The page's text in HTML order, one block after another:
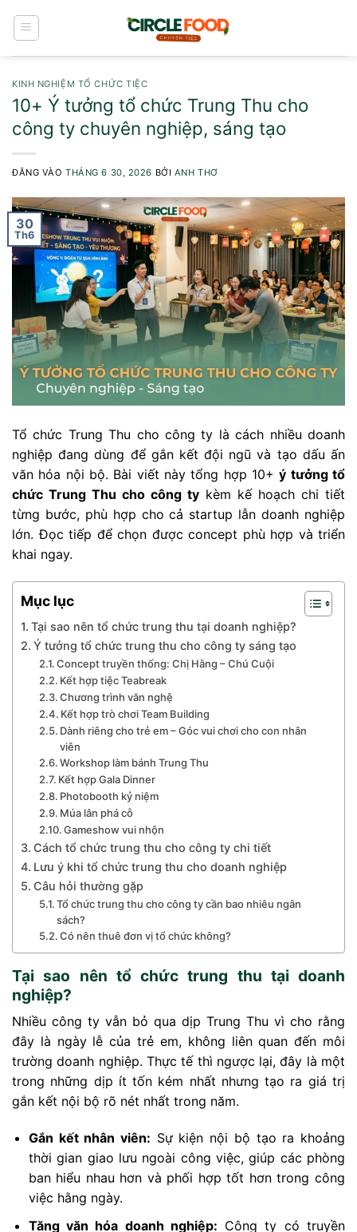
qua
KINH NGHIỆM TỔ CHỨC TIỆC
10+ Ý tưởng tổ chức Trung Thu cho
công ty chuyên nghiệp, sáng tạo
ĐĂNG VÀOTHÁNG 6 30, 2026 BỞI ANH THƠ
30
Th6
Tổ chức Trung Thu cho công ty là cách nhiều doanh
nghiệp đang dùng để gắn kết đội ngũ và tạo dấu ấn
văn hóa nội bộ. Bài viết này tổng hợp 10+ý tưởng tổ
chức Trung Thu cho công ty kèm kế hoạch chi tiết
từng bước, phù hợp cho cả startup lẫn doanh nghiệp
lớn. Đọc tiếp để chọn được concept phù hợp và triển
khai ngay.
Mục lục
Tại sao nên tổ chức trung thu tại doanh nghiệp?
Ý tưởng tổ chức trung thu cho công ty sáng tạo
Concept truyền thống: Chị Hằng – Chú Cuội
Kết hợp tiệc Teabreak
Chương trình văn nghệ
Kết hợp trò chơi Team Building
Dành riêng cho trẻ em – Góc vui chơi cho con nhân
viên
Workshop làm bánh Trung Thu
Kết hợp Gala Dinner
Photobooth kỷ niệm
Múa lân phá cỗ
Gameshow vui nhộn
Cách tổ chức trung thu cho công ty chi tiết
Lưu ý khi tổ chức trung thu cho doanh nghiệp
Câu hỏi thường gặp
Tổ chức trung thu cho công ty cần bao nhiêu ngân
sách?
Có nên thuê đơn vị tổ chức không?
Tại sao nên tổ chức trung thu tại doanh
nghiệp?
Nhiều công ty vẫn bỏ qua dịp Trung Thu vì cho rằng
đây là ngày lễ của trẻ em, không liên quan đến môi
trường doanh nghiệp. Thực tế thì ngược lại, đây là một
trong những dịp ít tốn kém nhất nhưng tạo ra giá trị
gắn kết nội bộ rõ nét nhất trong năm.
Gắn kết nhân viên: Sự kiện nội bộ tạo ra khoảng
thời gian giao lưu ngoài công việc, giúp các phòng
ban hiểu nhau hơn và phối hợp tốt hơn trong công
việc hằng ngày.
Tăng văn hóa doanh nghiệp: Công ty có truyền